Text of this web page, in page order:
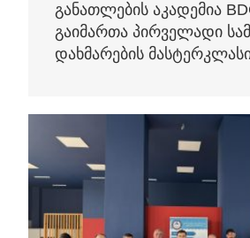
განათლების აკადემია
გაიმართა პირველადი
დახმარების